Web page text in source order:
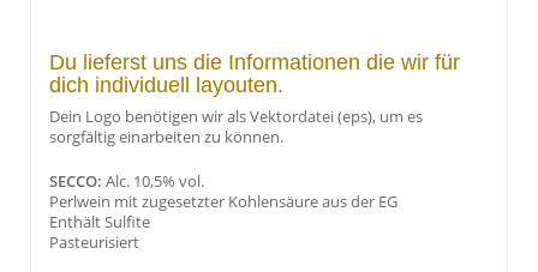
Du lieferst uns die Informationen die wir für
dich individuell layouten.
Dein Logo benötigen wir als Vektordatei (eps), um es
sorgfältig einarbeiten zu können.
SECCO: Alc. 10,5% vol.
Perlwein mit zugesetzter Kohlensäure aus der EG
Enthält Sulfite
Pasteurisiert